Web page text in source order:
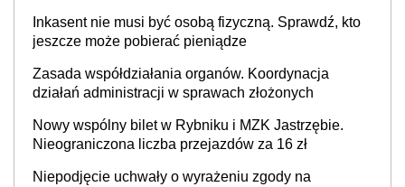
Inkasent nie musi być osobą fizyczną. Sprawdź, kto
jeszcze może pobierać pieniądze
Zasada współdziałania organów. Koordynacja
działań administracji w sprawach złożonych
Nowy wspólny bilet w Rybniku i MZK Jastrzębie.
Nieograniczona liczba przejazdów za 16 zł
Niepodjęcie uchwały o wyrażeniu zgody na